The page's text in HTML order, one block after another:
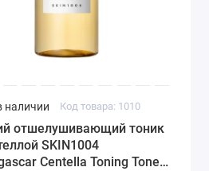
наличии Код товара: 1010
отшелушивающий тоник
SKIN1004
Centella Toning Toner,